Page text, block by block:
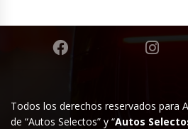
Todos los derechos reservados para
de “Autos Selectos” y “Autos